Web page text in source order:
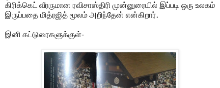
கிரிக்கெட் வீரருமான ரவிசாஸ்திரி முன்னுரையில் இப்படி ஒரு உலகம்
இருப்பதை மித்ரஜித் மூலம் அறிந்தேன் என்கிறார்.
இனி கட்டுரைகளுக்குள்-